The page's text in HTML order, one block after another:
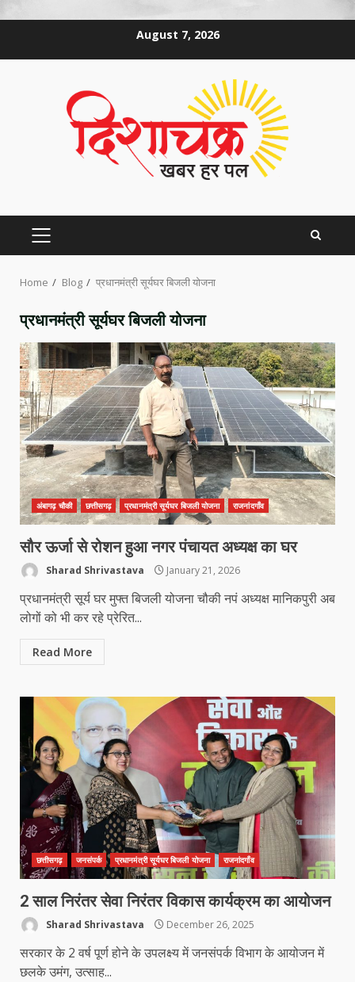
August 7, 2026
PRIMARY
Home Blog प्रधानमंत्री सूर्यघर बिजली योजना
प्रधानमंत्री सूर्यघर बिजली योजना
अंबागढ़ चौकी छत्तीसगढ़ प्रधानमंत्री सूर्यघर बिजली योजना राजनांदगाँव
सौर ऊर्जा से रोशन हुआ नगर पंचायत अध्यक्ष का घर
Sharad Shrivastava January 21, 2026
प्रधानमंत्री सूर्य घर मुफ्त बिजली योजना चौकी नपं अध्यक्ष मानिकपुरी अब
लोगों को भी कर रहे प्रेरित...
Read More
छत्तीसगढ़ जनसंपर्क प्रधानमंत्री सूर्यघर बिजली योजना राजनांदगाँव
2 साल निरंतर सेवा निरंतर विकास कार्यक्रम का आयोजन
Sharad Shrivastava December 26, 2025
सरकार के 2 वर्ष पूर्ण होने के उपलक्ष्य में जनसंपर्क विभाग के आयोजन में
छलके उमंग, उत्साह...